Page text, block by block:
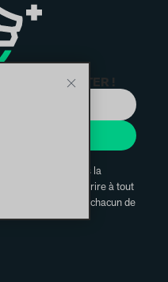
NEWSLETTER !
avoir lu et compris la
vous désinscrire à tout
présents dans chacun de